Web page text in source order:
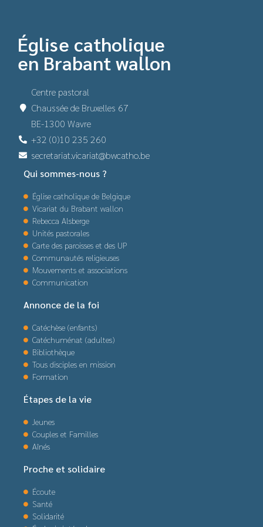
Église catholique
en Brabant wallon
Centre pastoral
Chaussée de Bruxelles 67
BE-1300 Wavre
+32 (0)10 235 260
secretariat.vicariat@bwcatho.be
Qui sommes-nous ?
Église catholique de Belgique
Vicariat du Brabant wallon
Rebecca Alsberge
Unités pastorales
Carte des paroisses et des UP
Communautés religieuses
Mouvements et associations
Communication
Annonce de la foi
Catéchèse (enfants)
Catéchuménat (adultes)
Bibliothèque
Tous disciples en mission
Formation
Étapes de la vie
Jeunes
Couples et Familles
Aînés
Proche et solidaire
Écoute
Santé
Solidarité